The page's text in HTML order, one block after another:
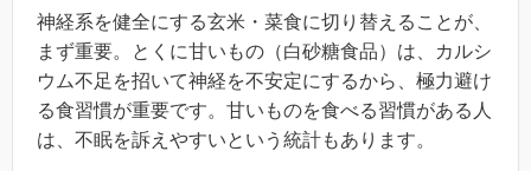
神経系を健全にする玄米・菜食に切り替えることが、
まず重要。とくに甘いもの（白砂糖食品）は、カルシ
ウム不足を招いて神経を不安定にするから、極力避け
る食習慣が重要です。甘いものを食べる習慣がある人
は、不眠を訴えやすいという統計もあります。